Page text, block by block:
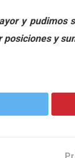
y
y